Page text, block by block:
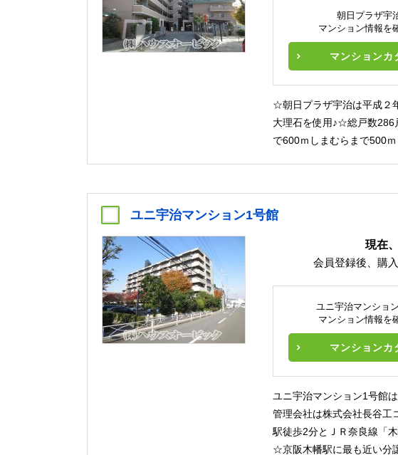
朝日プラザ宇
マンション情報を
マンションカ
☆朝日プラザ宇治は平成２
大理石を使用♪☆総戸数286
で600ｍしまむらまで500ｍ
ユニ宇治マンション1号館
現在
会員登録後、購
ユニ宇治マンショ
マンション情報を
マンションカ
ユニ宇治マンション1号館
管理会社は株式会社長谷工
駅徒歩2分とＪＲ奈良線「
☆京阪木幡駅に最も近い分